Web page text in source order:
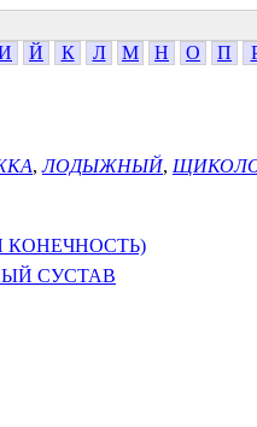
Й К Л М Н О П
,ЛОДЫЖНЫЙ,
КОНЕЧНОСТЬ)
СУСТАВ